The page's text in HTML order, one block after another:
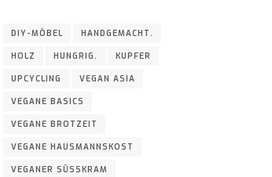
DIY-MÖBEL HANDGEMACHT.
HOLZ HUNGRIG. KUPFER
UPCYCLING VEGAN ASIA
VEGANE BASICS
VEGANE BROTZEIT
VEGANE HAUSMANNSKOST
VEGANER SÜSSKRAM